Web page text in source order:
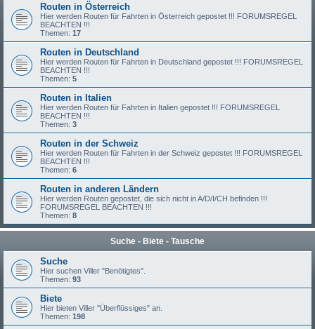
Routen in Österreich
Hier werden Routen für Fahrten in Österreich gepostet !!! FORUMSREGEL
BEACHTEN !!!
Themen: 17
Routen in Deutschland
Hier werden Routen für Fahrten in Deutschland gepostet !!! FORUMSREGEL
BEACHTEN !!!
Themen: 5
Routen in Italien
Hier werden Routen für Fahrten in Italien gepostet !!! FORUMSREGEL
BEACHTEN !!!
Themen: 3
Routen in der Schweiz
Hier werden Routen für Fahrten in der Schweiz gepostet !!! FORUMSREGEL
BEACHTEN !!!
Themen: 6
Routen in anderen Ländern
Hier werden Routen gepostet, die sich nicht in A/D/I/CH befinden !!!
FORUMSREGEL BEACHTEN !!!
Themen: 8
Suche - Biete - Tausche
Suche
Hier suchen Viller "Benötigtes".
Themen: 93
Biete
Hier bieten Viller "Überflüssiges" an.
Themen: 198